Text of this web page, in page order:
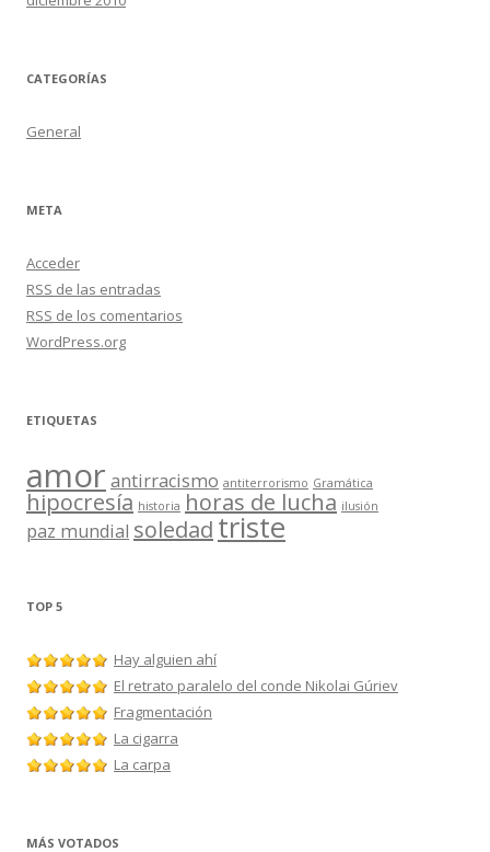
CATEGORÍAS
General
META
Acceder
RSS de las entradas
RSS de los comentarios
WordPress.org
ETIQUETAS
amor antirracismo antiterrorismo Gramática
hipocresía historia horas de lucha ilusión
paz mundial soledad triste
TOP 5
Hay alguien ahí
El retrato paralelo del conde Nikolai Gúriev
Fragmentación
La cigarra
La carpa
MÁS VOTADOS